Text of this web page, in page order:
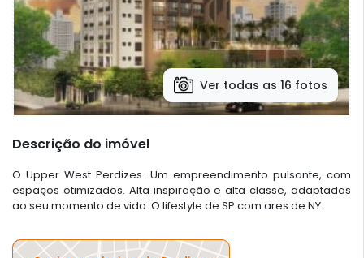
Ver todas as 16 fotos
Descrição do imóvel
O Upper West Perdizes. Um empreendimento pulsante, com
espaços otimizados. Alta inspiração e alta classe, adaptadas
ao seu momento de vida. O lifestyle de SP com ares de NY.